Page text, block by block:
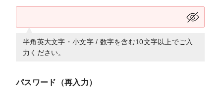
半角英大文字・小文字 / 数字を含む10文字以上でご入
力ください。
パスワード（再入力）